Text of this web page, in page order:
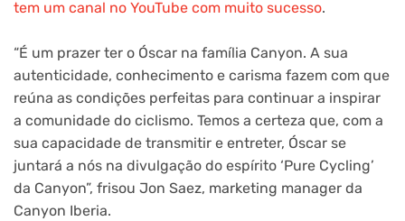
tem um canal no YouTube com muito sucesso.
“É um prazer ter o Óscar na família Canyon. A sua
autenticidade, conhecimento e carisma fazem com que
reúna as condições perfeitas para continuar a inspirar
a comunidade do ciclismo. Temos a certeza que, com a
sua capacidade de transmitir e entreter, Óscar se
juntará a nós na divulgação do espírito ‘Pure Cycling’
da Canyon”, frisou Jon Saez, marketing manager da
Canyon Iberia.